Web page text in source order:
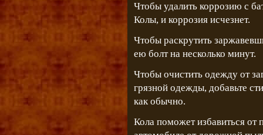
Чтобы удалить коррозию с
Колы, и коррозия исчезнет.
Чтобы раскрутить
ею болт на несколько минут.
Чтобы очистить одежду от
грязной одежды, добавьте
как обычно.
Кола поможет избавиться от